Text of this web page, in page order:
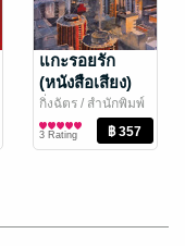
แกะรอยรัก
(หนังสือเสียง)
กิ่งฉัตร/ สำนักพิมพ์
ลูกองุ่น
นิยายรัก
3 Rating